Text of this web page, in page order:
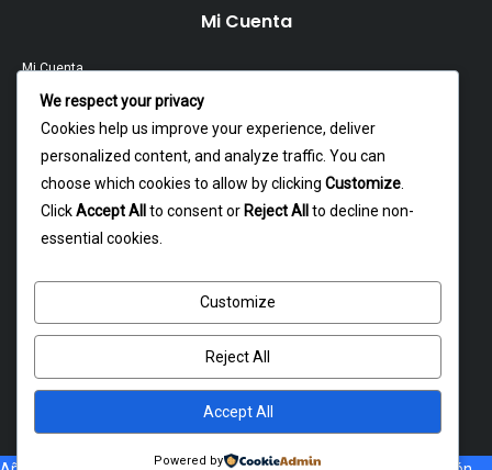
Mi Cuenta
Mi Cuenta
Garantía Y Devoluciones
Política Y Privacidad
Dagoberto godoy 16, cerrillos
atencion@rxmotochile.cl
+56934993058
We respect your privacy
Cookies help us improve your experience, deliver
personalized content, and analyze traffic. You can
choose which cookies to allow by clicking Customize
ClickAccept All to consent or Reject All to decline non-
essential cookies.
Customize
Reject All
Accept All
Powered by